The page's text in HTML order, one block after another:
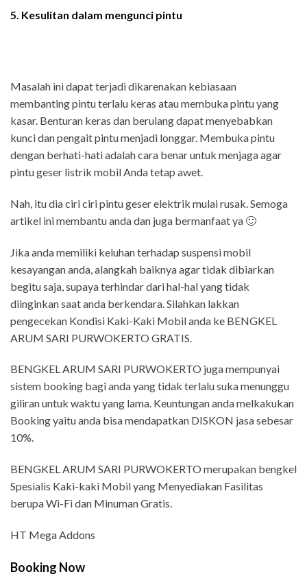
5. Kesulitan dalam mengunci pintu
Masalah ini dapat terjadi dikarenakan kebiasaan
membanting pintu terlalu keras atau membuka pintu yang
kasar. Benturan keras dan berulang dapat menyebabkan
kunci dan pengait pintu menjadi longgar. Membuka pintu
dengan berhati-hati adalah cara benar untuk menjaga agar
pintu geser listrik mobil Anda tetap awet.
Nah, itu dia ciri ciri pintu geser elektrik mulai rusak. Semoga
artikel ini membantu anda dan juga bermanfaat ya 🙂
Jika anda memiliki keluhan terhadap suspensi mobil
kesayangan anda, alangkah baiknya agar tidak dibiarkan
begitu saja, supaya terhindar dari hal-hal yang tidak
diinginkan saat anda berkendara. Silahkan lakkan
pengecekan Kondisi Kaki-Kaki Mobil anda ke BENGKEL
ARUM SARI PURWOKERTO GRATIS.
BENGKEL ARUM SARI PURWOKERTO juga mempunyai
sistem booking bagi anda yang tidak terlalu suka menunggu
giliran untuk waktu yang lama. Keuntungan anda melkakukan
Booking yaitu anda bisa mendapatkan DISKON jasa sebesar
10%.
BENGKEL ARUM SARI PURWOKERTO merupakan bengkel
Spesialis Kaki-kaki Mobil yang Menyediakan Fasilitas
berupa Wi-Fi dan Minuman Gratis.
HT Mega Addons
Booking Now